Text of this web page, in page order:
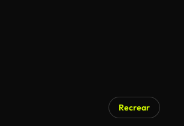
Recrear